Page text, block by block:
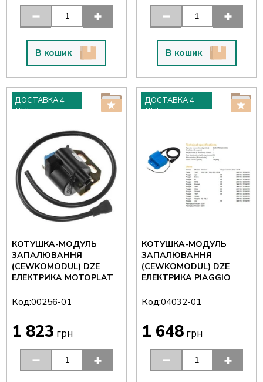
В кошик В кошик
ДОСТАВКА 4
ДНІ
КОТУШКА-МОДУЛЬ
ЗАПАЛЮВАННЯ
(CEWKOMODUL) DZE
ЕЛЕКТРИКА MOTOPLAT
Код:00256-01
1 823 грн
ДОСТАВКА 4
ДНІ
КОТУШКА-МОДУЛЬ
ЗАПАЛЮВАННЯ
(CEWKOMODUL) DZE
ЕЛЕКТРИКА PIAGGIO
Код:04032-01
1 648 грн